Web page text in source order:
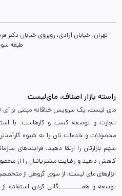
طبقه سوم، واحد
راسته بازار اصناف، مای‌لیست
مای لیست، یک سرویس خلاقانه مبتنی بر آی
تجارت و توسعه کسب و کارهاست. با
محصولات و خدمات تان را به شیوه
سهم بازارتان را ارتقا دهید. فرایندهای
کاهش دهید و رضایت مشتریانتان را از
ابزارهای مای لیست، از سوی گروهی از
توسعه و همـــــــــــگانی کردن استفاده